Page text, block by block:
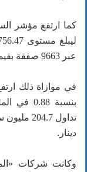
عبر 9663 صفقة بقيمة 59.4 مليون دينار.
دينار.
وكانت شركات